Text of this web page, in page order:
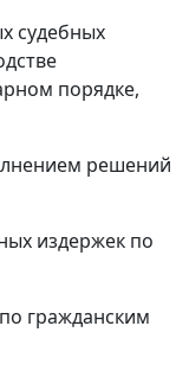
судебных
порядке,
решений
издержек по
гражданским